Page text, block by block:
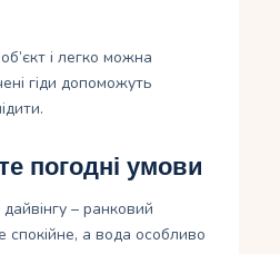
і легко можна
гіди допоможуть
погодні умови
– ранковий
спокійне, а вода особливо